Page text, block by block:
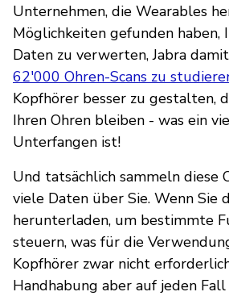
Unternehmen, die Wearables
Möglichkeiten gefunden haben,
Daten zu verwerten, Jabra
62'000 Ohren-Scans zu
Kopfhörer besser zu gestalten,
Ihren Ohren bleiben - was ein
Unterfangen ist!
Und tatsächlich sammeln diese
viele Daten über Sie. Wenn Sie
herunterladen, um bestimmte
steuern, was für die
Kopfhörer zwar nicht
Handhabung aber auf jeden